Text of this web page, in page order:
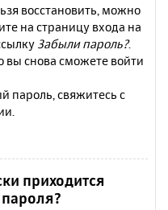
восстановить, можно
на страницу входа на
Забыли пароль?.
вы снова сможете войти
пароль, свяжитесь с
приходится